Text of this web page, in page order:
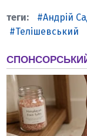
Андрій
Телішевський